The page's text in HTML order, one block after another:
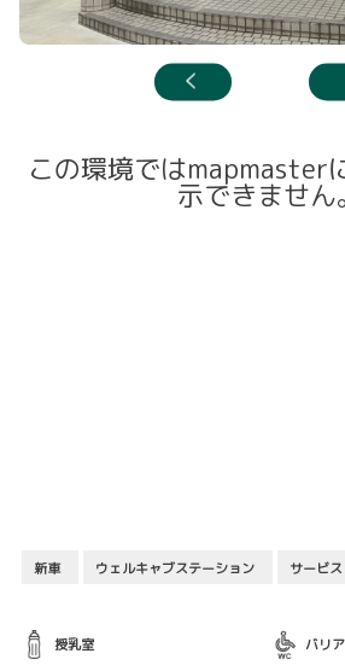
新車 ウェルキャブステーション サービス
授乳室 バリ
この環境ではmapmaster
示できません。